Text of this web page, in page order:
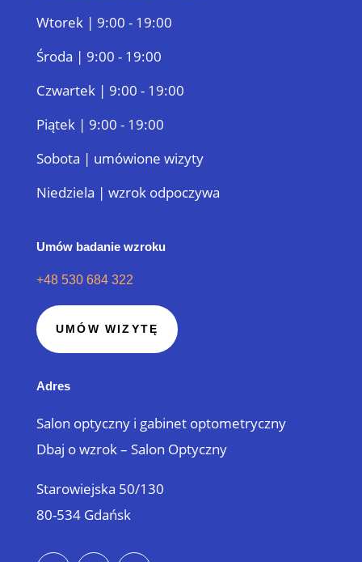
Wtorek | 9:00 - 19:00
Środa | 9:00 - 19:00
Czwartek | 9:00 - 19:00
Piątek | 9:00 - 19:00
Sobota | umówione wizyty
Niedziela | wzrok odpoczywa
Umów badanie wzroku
+48 530 684 322
UMÓW WIZYTĘ
Adres
Salon optyczny i gabinet optometryczny
Dbaj o wzrok – Salon Optyczny
Starowiejska 50/130
80-534 Gdańsk